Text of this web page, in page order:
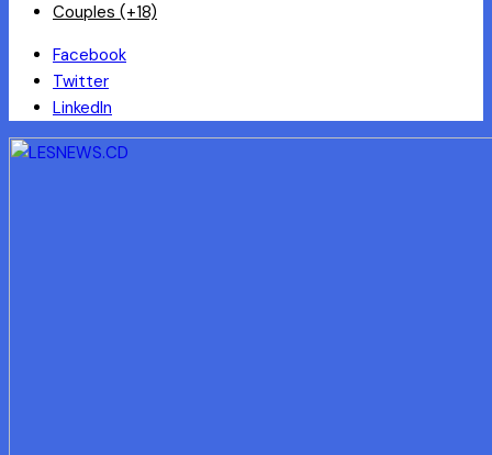
Couples (+18)
Facebook
Twitter
LinkedIn